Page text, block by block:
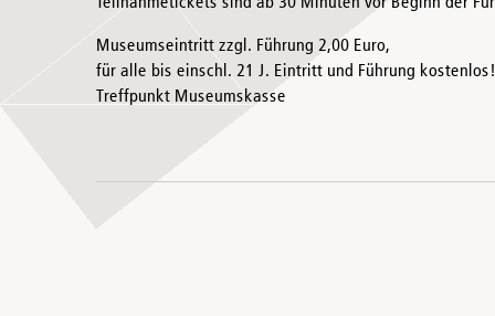
Museumseintritt zzgl. Führung 2,00 Euro,
für alle bis einschl. 21 J. Eintritt und Führung kostenlos!
Treffpunkt Museumskasse